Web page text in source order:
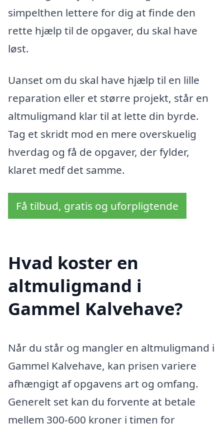
simpelthen lettere for dig at finde den
rette hjælp til de opgaver, du skal have
løst.
Uanset om du skal have hjælp til en lille
reparation eller et større projekt, står en
altmuligmand klar til at lette din byrde.
Tag et skridt mod en mere overskuelig
hverdag og få de opgaver, der fylder,
klaret medf det samme.
Få tilbud, gratis og uforpligtende
Hvad koster en
altmuligmand i
Gammel Kalvehave?
Når du står og mangler en altmuligmand i
Gammel Kalvehave, kan prisen variere
afhængigt af opgavens art og omfang.
Generelt set kan du forvente at betale
mellem 300-600 kroner i timen for